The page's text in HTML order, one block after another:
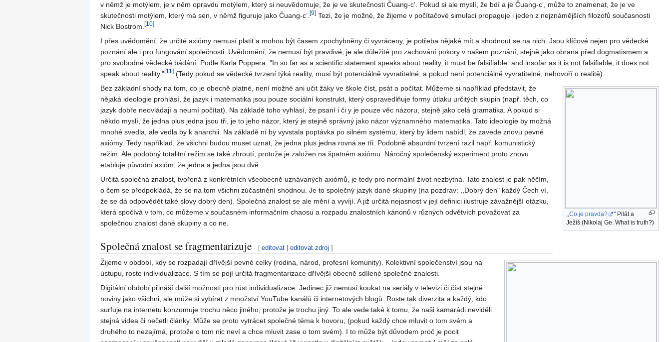
v němž je motýlem, je v něm opravdu motýlem, který si neuvědomuje, že je ve skutečnosti Čuang-c’. Pokud si ale myslí, že bdí a je Čuang-c’, může to znamenat, že je ve
skutečnosti motýlem, který má sen, v němž figuruje jako Čuang-c’.[9] Tezi, že je možné, že žijeme v počítačové simulaci propaguje i jeden z nejznámějších filozofů současnosti
Nick Bostrom.[10]
I přes uvědomění, že určité axiómy nemusí platit a mohou být časem zpochybněny či vyvráceny, je potřeba nějaké mít a shodnout se na nich. Jsou klíčové nejen pro vědecké
poznání ale i pro fungování společnosti. Uvědomění, že nemusí být pravdivé, je ale důležité pro zachování pokory v našem poznání, stejně jako obrana před dogmatismem a
pro svobodné vědecké bádání. Podle Karla Poppera: "In so far as a scientific statement speaks about reality, it must be falsifiable: and insofar as it is not falsifiable, it does not
speak about reality."[11] (Tedy pokud se vědecké tvrzení týká reality, musí být potenciálně vyvratitelné, a pokud není potenciálně vyvratitelné, nehovoří o realitě).
,,Co je pravda?
" Pilát a
Ježíš.(Nikolaj Ge. What is truth?)
Bez základní shody na tom, co je obecně platné, není možné ani učit žáky ve škole číst, psát a počítat. Můžeme si například představit, že
nějaká ideologie prohlásí, že jazyk i matematika jsou pouze sociální konstrukt, který ospravedlňuje formy útlaku určitých skupin (např. těch, co
jazyk dobře neovládají a neumí počítat). Na základě toho vyhlásí, že psaní i či y je pouze věc názoru, stejně jako celá gramatika. A pokud si
někdo myslí, že jedna plus jedna jsou tři, je to jeho názor, který je stejně správný jako názor významného matematika. Tato ideologie by možná
mnohé svedla, ale vedla by k anarchii. Na základě ní by vyvstala poptávka po silném systému, který by lidem nabídl, že zavede znovu pevné
axiómy. Tedy například, že všichni budou muset uznat, že jedna plus jedna rovná se tři. Podobně absurdní tvrzení razil např. komunistický
režim. Ale podobný totalitní režim se také zhroutí, protože je založen na špatném axiómu. Náročný společenský experiment proto znovu
etabluje původní axióm, že jedna a jedna jsou dvě.
Určitá společná znalost, tvořená z konkrétních všeobecně uznávaných axiómů, je tedy pro normální život nezbytná. Tato znalost je pak něčím,
o čem se předpokládá, že se na tom všichni zúčastnění shodnou. Je to společný jazyk dané skupiny (na pozdrav: ,,Dobrý den" každý Čech ví,
že se dá odpovědět také slovy dobrý den). Společná znalost se ale mění a vyvíjí. A již určitá nejasnost v její definici ilustruje závažnější otázku,
která spočívá v tom, co můžeme v současném informačním chaosu a rozpadu znalostních kánonů v různých odvětvích považovat za
společnou znalost dané skupiny a co ne.
Společná znalost se fragmentarizuje [ editovat |editovat zdroj ]
Žijeme v období, kdy se rozpadají dřívější pevné celky (rodina, národ, profesní komunity). Kolektivní společenství jsou na
ústupu, roste individualizace. S tím se pojí určitá fragmentarizace dřívější obecně sdílené společné znalosti.
Digitální období přináší další možnosti pro růst individualizace. Jedinec již nemusí koukat na seriály v televizi či číst stejné
noviny jako všichni, ale může si vybírat z množství YouTube kanálů či internetových blogů. Roste tak diverzita a každý, kdo
surfuje na internetu konzumuje trochu něco jiného, protože je trochu jiný. To ale vede také k tomu, že naši kamarádi neviděli
stejná videa či nečetli články. Může se proto vytrácet společné téma k hovoru, (pokud každý chce mluvit o tom svém a
druhého to nezajímá, protože o tom nic neví a chce mluvit zase o tom svém). I to může být důvodem proč je pocit